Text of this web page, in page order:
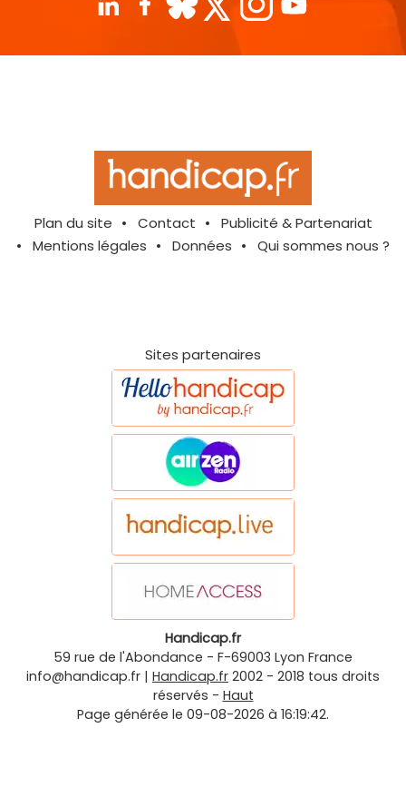
Plan du site Contact
Publicité & Partenariat
Mentions légales
Données Qui sommes nous ?
Sites partenaires
Handicap.fr
59 rue de l'Abondance - F-69003 Lyon France
info@handicap.fr | Handicap.fr 2002 - 2018 tous droits
réservés - Haut
Page générée le 09-08-2026 à 16:19:42.